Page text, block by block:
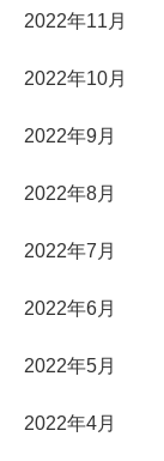
2022年11月
2022年10月
2022年9月
2022年8月
2022年7月
2022年6月
2022年5月
2022年4月